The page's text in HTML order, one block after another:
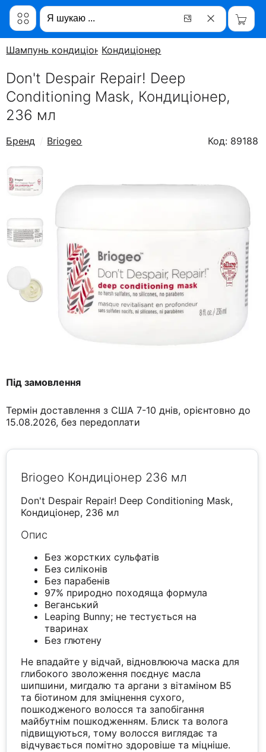
Шампунь кондиціонерКондиціонер
Don't Despair Repair! Deep
Conditioning Mask, Кондиціонер,
236 мл
Бренд Briogeo Код: 89188
Під замовлення
Термін доставлення з США 7-10 днів, орієнтовно до
15.08.2026, без передоплати
Briogeo Кондиціонер 236 мл
Don't Despair Repair! Deep Conditioning Mask,
Кондиціонер, 236 мл
Опис
Без жорстких сульфатів
Без силіконів
Без парабенів
97% природно походяща формула
Веганський
Leaping Bunny; не тестується на
тваринах
Без глютену
Не впадайте у відчай, відновлююча маска для
глибокого зволоження поєднує масла
шипшини, мигдалю та аргани з вітаміном В5
та біотином для зміцнення сухого,
пошкодженого волосся та запобігання
майбутнім пошкодженням. Блиск та волога
підвищуються, тому волосся виглядає та
відчувається помітно здоровіше та міцніше.